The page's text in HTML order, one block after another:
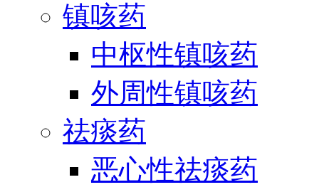
镇咳药
中枢性镇咳药
外周性镇咳药
祛痰药
恶心性祛痰药